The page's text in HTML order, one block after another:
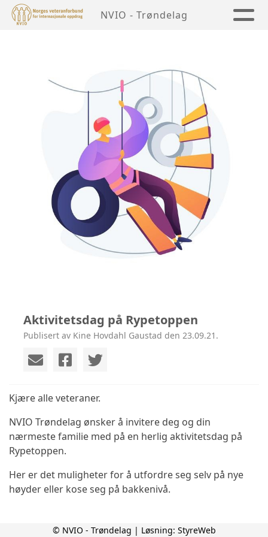
NVIO - Trøndelag
Aktivitetsdag på Rypetoppen
Publisert av Kine Hovdahl Gaustad den 23.09.21.
Kjære alle veteraner.
NVIO Trøndelag ønsker å invitere deg og din
nærmeste familie med på en herlig aktivitetsdag på
Rypetoppen.
Her er det muligheter for å utfordre seg selv på nye
høyder eller kose seg på bakkenivå.
© NVIO - Trøndelag | Løsning: StyreWeb